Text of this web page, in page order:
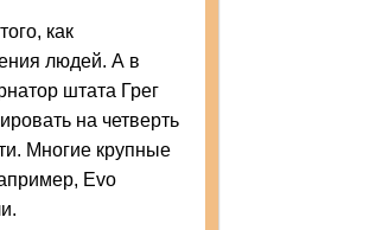
как
людей. А в
штата Грег
на четверть
Многие крупные
Evo